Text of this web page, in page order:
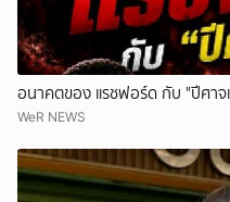
อนาคตของ แรชฟอร์ด กับ "ปีศาจ
WeR NEWS